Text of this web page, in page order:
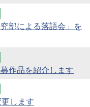
部による落語会」を
作品を紹介します
します